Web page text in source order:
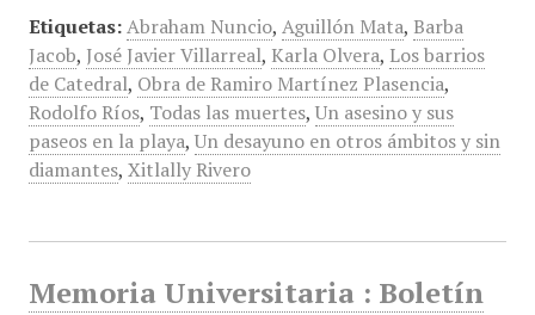
Etiquetas: Abraham Nuncio, Aguillón Mata, Barba
Jacob, José Javier Villarreal, Karla Olvera, Los barrios
de Catedral, Obra de Ramiro Martínez Plasencia,
Rodolfo Ríos, Todas las muertes, Un asesino y sus
paseos en la playa, Un desayuno en otros ámbitos y sin
diamantes, Xitlally Rivero
Memoria Universitaria : Boletín